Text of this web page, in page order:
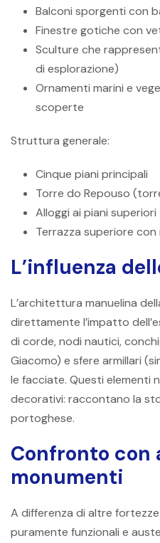
Balconi sporgenti con
Finestre gotiche con
Sculture che
di esplorazione)
Ornamenti marini e
scoperte
Struttura generale:
Cinque piani principali
Torre do Repouso
Alloggi ai piani superiori
Terrazza superiore
L’influenza
L’architettura manuelina
direttamente l’impatto
di corde, nodi nautici,
Giacomo) e sfere armillari
le facciate. Questi elementi
decorativi: raccontano la
portoghese.
Confronto con
monumenti
A differenza di altre
puramente funzionali e